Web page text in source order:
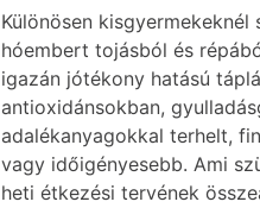
Különösen
hóembert tojásból és
igazán jótékony hatású
antioxidánsokban,
adalékanyagokkal terhelt,
vagy időigényesebb. Ami
heti étkezési tervének